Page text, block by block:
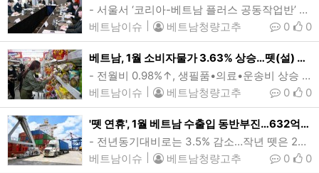
- 서울서 ‘코리아-베트남 플러스 공동작업반’ 3차 회의- 美 신정부 출범 대응, 원전협력, 양국기업 애로해소 방안 등 논의‘코리아-베트남 플러스 공동작업반’이 7일 화상으로 열린 3차회의에서 '2030년 교역 1500억달러 목표' 달성을 위한 민관협력 확대 방안을 논의했다. 김종철 산업부 통상협력국장(가운데)과 도 꾹 훙 베트남 공상부 아시아아프리카국장을 수석대표로한 공동작업반은 미국 신정부 출범, 글로벌 공급과잉에 대한 의견교환과 함께 양국간 원전협력 및 기업 애로해소 방안을 논의했다. (사진=산업통상자원부) [인사이드…
베트남이슈
베트남청량고추 0
0
베트남, 1월 소비자물가 3.63% 상승…뗏(설) 성수기 소비수요 늘어
- 전월비 0.98%↑, 생필품•의료•운송비 상승 영향…근원물가 3.07%↑베트남에서 식료품을 구매하기 위해 슈퍼마켓을 방문한 소비자들의 모습. 지난달 베트남의 소비자물가지수(CPI)가 전월에 비해 큰 폭의 상승률을 보였다. (사진=VnExpress/Quynh Tran)[인사이드비나=하노이, 이희상 기자] 지난달 베트남의 소비자물가지수(CPI)가 전월에 비해 큰 폭의 상승률을 보였다.통계총국(GSO)이 6일 내놓은 자료에 따르면, 지난 1월 CPI는 전월대비 0.98%, 전년동기대비 3.63% 각각 상승했다.지난달…
베트남이슈
베트남청량고추 0
0
'뗏 연휴', 1월 베트남 수출입 동반부진…632억달러 전월비 10.5%↓
- 전년동기대비로는 3.5% 감소…작년 뗏은 2월- 수출 331억달러 4.3%↓ 수입 300.6억달러 2.6%↓…흑자 30.3억달러- 원자재 수입·가공후 재수출구조…미국·EU·일본서 흑자, 한국·중국·아세안서 적자베트남 떤부-하이퐁항 수출입 컨테이너 야적장 모습. 지난 1월 베트남의 교역액이 전월대비 10.5% 감소한 632억달러로 전월대비 10.5% 감소하는 부진한 모습을 보였다. (사진=VnExpress/Giang Huy)[인사이드비나=하노이, 장연환 기자] 지난달 베트남의 교역액이 두자릿수 감소한 것으로 나타났다.&n…
베트남이슈
베트남청량고추 0
0